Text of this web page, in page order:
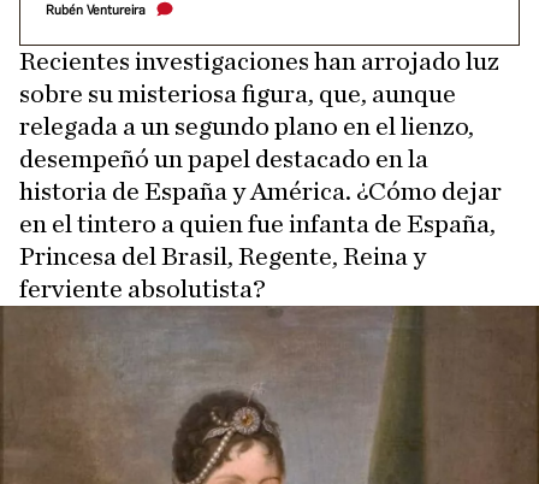
Rubén Ventureira
Recientes investigaciones han arrojado luz
sobre su misteriosa figura, que, aunque
relegada a un segundo plano en el lienzo,
desempeñó un papel destacado en la
historia de España y América. ¿Cómo dejar
en el tintero a quien fue infanta de España,
Princesa del Brasil, Regente, Reina y
ferviente absolutista?